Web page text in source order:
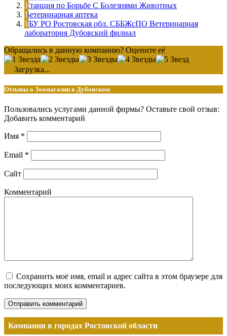
Станция по Борьбе С Болезнями Животных
Ветеринарная аптека
ГБУ РО Ростовская обл. СББЖсПО Ветеринарная
лаборатория Дубовский филиал
Обращались в данную компанию? Оцените её
Загрузка...
Отзывы о Зоомагазин в Дубовском
Пользовались услугами данной фирмы? Оставьте свой отзыв:
Добавить комментарий
Имя *
Email *
Сайт
Комментарий
Сохранить моё имя, email и адрес сайта в этом браузере для
последующих моих комментариев.
Компании в городах Ростовской области